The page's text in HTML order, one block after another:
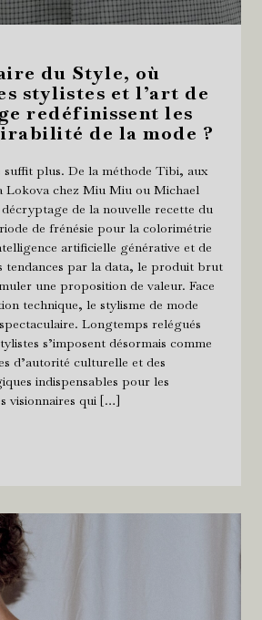
du Style, où
stylistes et l’art de
redéfinissent les
de la mode ?
plus. De la méthode Tibi, aux
Lokova chez Miu Miu ou Michael
de la nouvelle recette du
de frénésie pour la colorimétrie
artificielle générative et de
tendances par la data, le produit brut
une proposition de valeur. Face
technique, le stylisme de mode
Longtemps relégués
s’imposent désormais comme
d’autorité culturelle et des
indispensables pour les
visionnaires qui […]